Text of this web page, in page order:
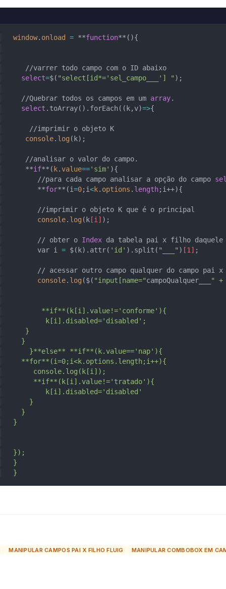
window. onload = **function**(){
    //varrer todo campo com o ID abaixo
   select
=$( "select[id*='sel_campo___'] " );
   //Quebrar todos os campos em um
array.
   select
.toArray().forEach((k,v)=>{
     //imprimir o objeto K
    console
. log (k);
    //analisar o valor do campo.
    **
if**( k.value=='sim' ){
       //para cada campo analisar a opção do campo
       **
for**(i=0;i<k. options . length;i++){
       //imprimir o objeto K que é o principal
       console
. log (k [i] );
       // obter o
Index da tabela pai x filho daquele
       var i
= $(k).attr( 'id' ).split( "___" ) [1] ;
// acessar outro campo qualquer do campo pai x
       console
. log ($( "input[name="campoQualquer___ "
        **if**(k[i].value!='conforme'){
         k[i].disabled='disabled';
    }
   }
     }**else** **if**(k.value=='nap'){
   **for**(i=0;i<k.options.length;i++){
      console.log(k[i]);
      **if**(k[i].value!='tratado'){
         k[i].disabled='disabled'
     }
   }
}
});
}
}
MANIPULAR CAMPOS PAI X FILHO FLUIG MANIPULAR COMBOBOX EM